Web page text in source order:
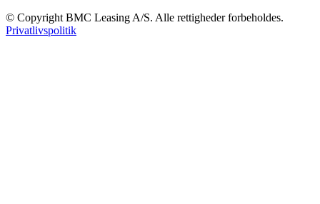
© Copyright BMC Leasing A/S. Alle rettigheder forbeholdes.
Privatlivspolitik